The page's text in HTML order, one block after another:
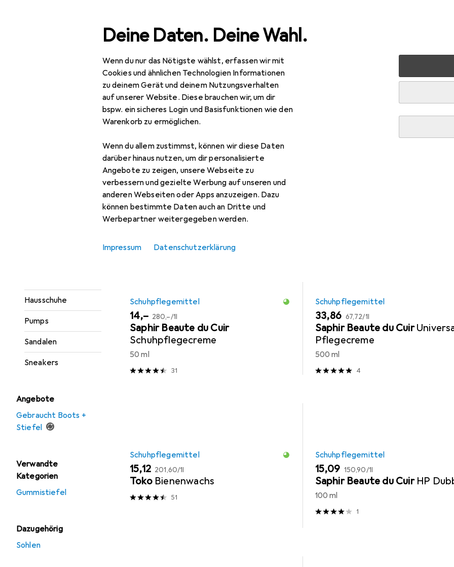
Deine Daten. Deine Wahl.
Wenn du nur das Nötigste wählst, erfassen wir mit
Cookies und ähnlichen Technologien Informationen
zu deinem Gerät und deinem Nutzungsverhalten
auf unserer Website. Diese brauchen wir, um dir
bspw. ein sicheres Login und Basisfunktionen wie den
Warenkorb zu ermöglichen.
Wenn du allem zustimmst, können wir diese Daten
darüber hinaus nutzen, um dir personalisierte
Angebote zu zeigen, unsere Webseite zu
verbessern und gezielte Werbung auf unseren und
anderen Webseiten oder Apps anzuzeigen. Dazu
können bestimmte Daten auch an Dritte und
Werbepartner weitergegeben werden.
Impressum Datenschutzerklärung
Navigation nach Kategorien
Hausschuhe
Pumps
Sandalen
Sneakers
Angebote
Gebraucht Boots +
Stiefel
Verwandte
Kategorien
Gummistiefel
Dazugehörig
Sohlen
Gesamtsortiment Mode Alles in Mode
EUR
61,26
TimberlandStiefelette
Zubehör für Timberland Stiefelette
Hier findest du passendes Zubehör zum Produkt Timberland Stiefelette aus der
Sortieren nach:Relevanz
Schuhpflegemittel
EUR
14,– EUR
280,–/1l
Saphir Beaute du Cuir
Schuhpflegecreme
50 ml
31
Schuhpflegemittel
EUR
33,86 EUR
67,72/1l
Saphir Beaute du Cuir
Pflegecreme
500 ml
4
Schuhpflegemittel
EUR
15,12 EUR
201,60/1l
Toko Bienenwachs
51
Schuhpflegemittel
EUR
15,09 EUR
150,90/1l
Saphir Beaute du Cuir HP
100 ml
1